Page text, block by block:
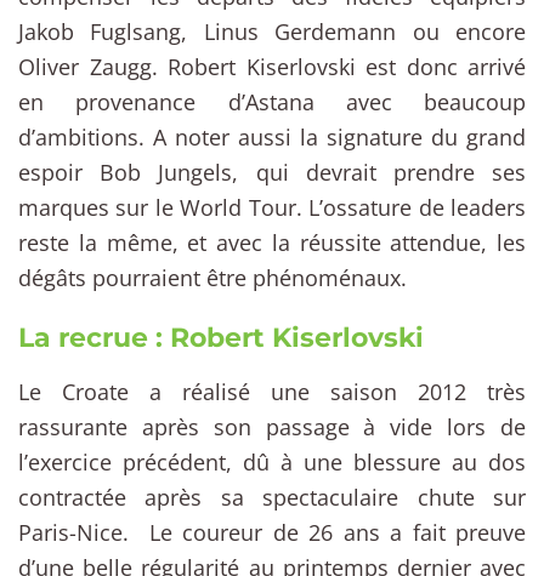
Jakob Fuglsang, Linus Gerdemann ou encore
Oliver Zaugg. Robert Kiserlovski est donc arrivé
en provenance d’Astana avec beaucoup
d’ambitions. A noter aussi la signature du grand
espoir Bob Jungels, qui devrait prendre ses
marques sur le World Tour. L’ossature de leaders
reste la même, et avec la réussite attendue, les
dégâts pourraient être phénoménaux.
La recrue : Robert Kiserlovski
Le Croate a réalisé une saison 2012 très
rassurante après son passage à vide lors de
l’exercice précédent, dû à une blessure au dos
contractée après sa spectaculaire chute sur
Paris-Nice. Le coureur de 26 ans a fait preuve
d’une belle régularité au printemps dernier avec